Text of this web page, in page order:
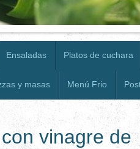
Ensaladas Platos de cuchara
y masas Menú Frio
vinagre de